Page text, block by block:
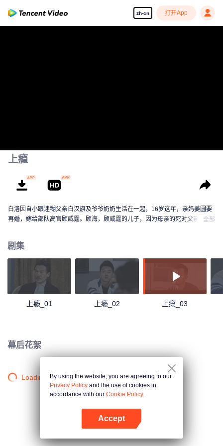
zh-cn 打开App
上瘾
白洛因自小跟迷糊父亲白汉旗及爷爷奶奶生活在一起，16岁这年，亲妈姜圆要
再婚，嫁给部队高官顾威霆。顾海，顾威霆的儿子，因为母亲的死对父亲一直
起了不小的作用。
全部
剧集
上瘾_01 上瘾_02 上瘾_03
幕后花絮
Loading…By using the website, you are agreeing to our
Privacy Policy and the use of cookies in
accordance with our Cookie Policy.
Accept